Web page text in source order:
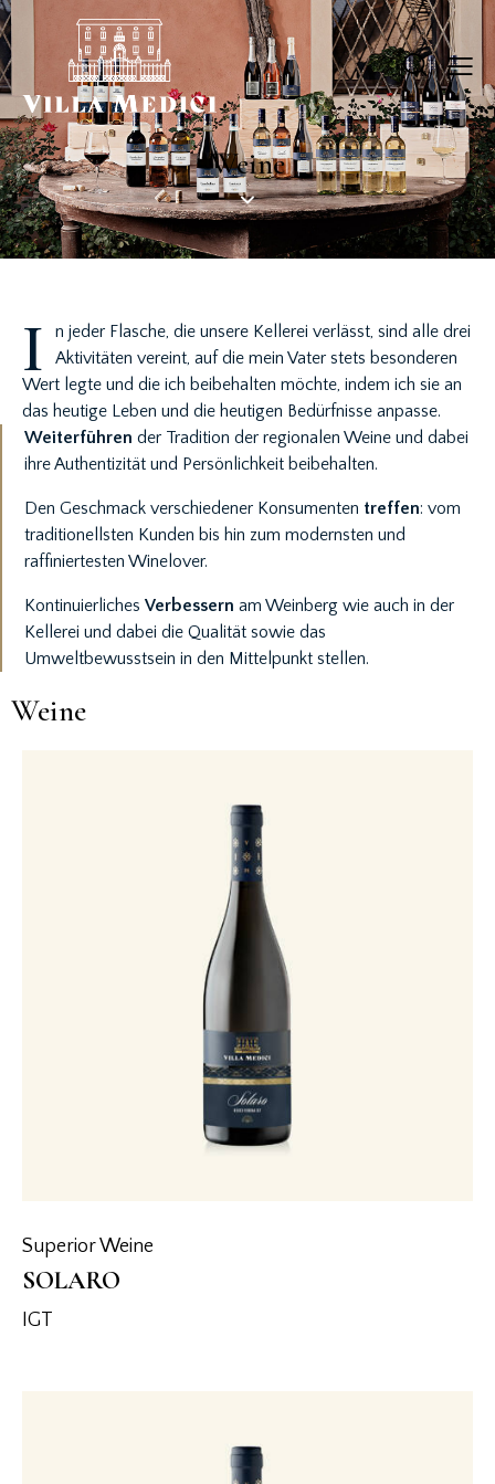
Weine
I
n jeder Flasche, die unsere Kellerei verlässt, sind alle drei
Aktivitäten vereint, auf die mein Vater stets besonderen
Wert legte und die ich beibehalten möchte, indem ich sie an
das heutige Leben und die heutigen Bedürfnisse anpasse.
Weiterführen der Tradition der regionalen Weine und dabei
ihre Authentizität und Persönlichkeit beibehalten.
Den Geschmack verschiedener Konsumenten treffen: vom
traditionellsten Kunden bis hin zum modernsten und
raffiniertesten Winelover.
Kontinuierliches Verbessern am Weinberg wie auch in der
Kellerei und dabei die Qualität sowie das
Umweltbewusstsein in den Mittelpunkt stellen.
Weine
Superior Weine
SOLARO
IGT